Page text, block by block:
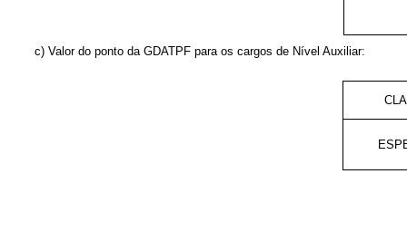
c) Valor do ponto da GDATPF para os cargos de Nível Auxiliar: